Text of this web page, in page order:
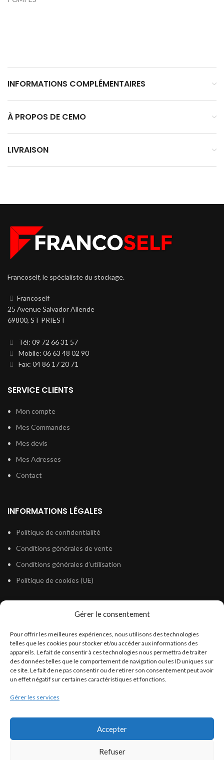
Gérer le consentement
Pour offrir les meilleures expériences, nous utilisons des technologies
telles que les cookies pour stocker et/ou accéder aux informations des
appareils. Le fait de consentir à ces technologies nous permettra de traiter
des données telles que le comportement de navigation ou les ID uniques sur
ce site. Le fait de ne pas consentir ou de retirer son consentement peut avoir
un effet négatif sur certaines caractéristiques et fonctions.
Gérer les services
Accepter
Refuser
INFORMATIONS COMPLÉMENTAIRES
À PROPOS DE CEMO
LIVRAISON
Francoself, le spécialiste du stockage.
Francoself
25 Avenue Salvador Allende
69800, ST PRIEST
Tél: 09 72 66 31 57
Mobile: 06 63 48 02 90
Fax: 04 86 17 20 71
SERVICE CLIENTS
Mon compte
Mes Commandes
Mes devis
Mes Adresses
Contact
INFORMATIONS LÉGALES
Politique de confidentialité
Conditions générales de vente
Conditions générales d’utilisation
Politique de cookies (UE)
Législation Gasoil Fioul GNR
Législation Essence
Législation Adblue
Législation Eau
Législation Lubrifiant
Législation Phytosanitaire